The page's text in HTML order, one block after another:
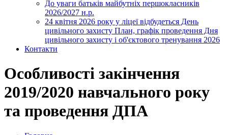
До уваги батьків майбутніх першокласників
2026/2027 н.р.
24 квітня 2026 року у ліцеї відбудеться День
цивільного захисту План, графік проведення Дня
цивільного захисту і об'єктового тренування 2026
Контакти
Особливості закінчення
2019/2020 навчального року
та проведення ДПА